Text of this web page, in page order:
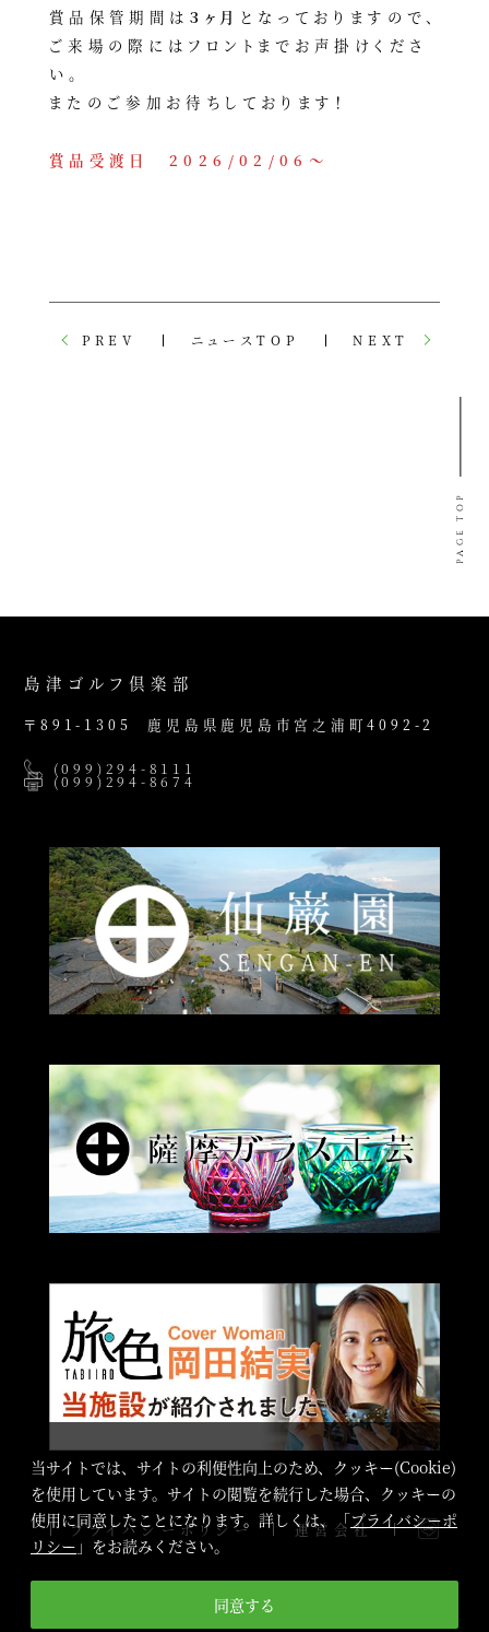
当サイトでは、サイトの利便性向上のため、クッキー(Cookie)
を使用しています。サイトの閲覧を続行した場合、クッキーの
使用に同意したことになります。詳しくは、「プライバシーポ
リシー 」をお読みください。
同意する
賞品保管期間は ３ヶ月 となっておりますので、
ご来場の際にはフロントまでお声掛けくださ
い。
またのご参加お待ちしております！
賞品受渡日 2026/02/06～
PREV ニュースTOP NEXT
PAGE TOP
島津ゴルフ倶楽部
〒891-1305 鹿児島県鹿児島市宮之浦町4092-2
(099)294-8111
(099)294-8674
プライバシーポリシー 運営会社
©2023 SHIMADZU Golf Club All Rights Reserved.